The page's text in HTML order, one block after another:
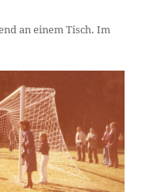
an einem Tisch. Im